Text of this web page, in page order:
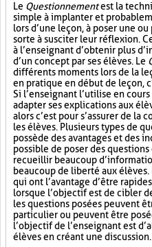
Le Questionnementest la
simple à implanter et
lors d’une leçon, à poser une
sorte à susciter leur réflexion.
à l’enseignant d’obtenir plus
d’un concept par ses élèves. Le
différents moments lors de la
en pratique en début de leçon,
Si l’enseignant l’utilise en
adapter ses explications aux
alors c’est pour s’assurer de la
les élèves. Plusieurs types de
possède des avantages et des
possible de poser des
recueillir beaucoup
beaucoup de liberté aux
qui ont l’avantage d’être
lorsque l’objectif est de cibler
les questions posées peuvent
particulier ou peuvent être
l’objectif de l’enseignant est
élèves en créant une discussion.